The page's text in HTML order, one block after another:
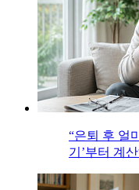
“은퇴 후 얼
기’부터 계